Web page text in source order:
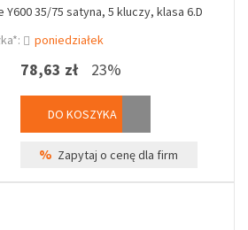
Y600 35/75 satyna, 5 kluczy, klasa 6.D
poniedziałek
78,63 zł 23%
DO KOSZYKA
% Zapytaj o cenę dla firm